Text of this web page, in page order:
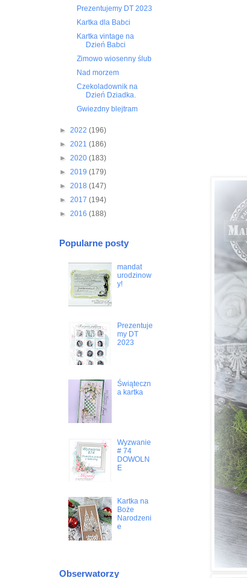
Prezentujemy DT 2023
Kartka dla Babci
Kartka vintage na
Dzień Babci
Zimowo wiosenny ślub
Nad morzem
Czekoladownik na
Dzień Dziadka.
Gwiezdny blejtram
► 2022 (196)
► 2021 (186)
► 2020 (183)
► 2019 (179)
► 2018 (147)
► 2017 (194)
► 2016 (188)
Popularne posty
mandat
urodzinow
y!
Prezentuje
my DT
2023
Świąteczn
a kartka
Wyzwanie
# 74
DOWOLN
E
Kartka na
Boże
Narodzeni
e
Obserwatorzy